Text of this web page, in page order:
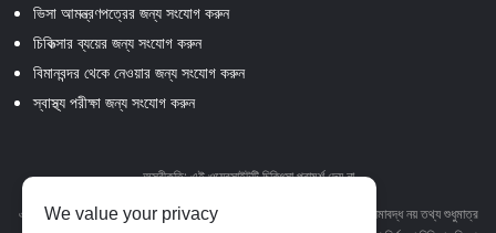
ভিসা আমন্ত্রণপত্রের জন্য সংযোগ করুন
চিকিত্সার ব্যয়ের জন্য সংযোগ করুন
বিমানবন্দর থেকে নেওয়ার জন্য সংযোগ করুন
স্বাস্থ্য পরীক্ষা জন্য সংযোগ করুন
অস্বীকৃতি: এই ওয়েবসাইটটি চিকিৎসা পরামর্শ দেয় না
এই ওয়েবসাইটে থাকা পাঠ্য, গ্রাফিক্স, চিত্র এবং অন্যান্য উপাদান সহ তবে এর মধ্যে সীমাবদ্ধ নয় তথ্য শুধুমাত্র
We value your privacy